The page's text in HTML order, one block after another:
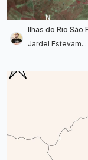
Ilhas do Rio São
Jardel Estevam...